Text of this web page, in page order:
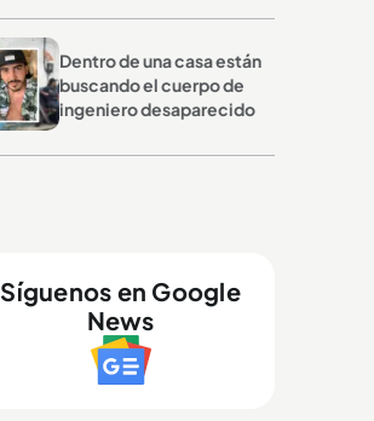
Dentro de una casa están
buscando el cuerpo de
ingeniero desaparecido
Síguenos en Google
News